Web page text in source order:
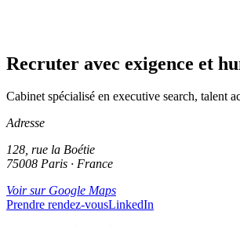
Recruter avec exigence et
Cabinet spécialisé en executive search, talent
Adresse
128, rue la Boétie
75008 Paris · France
Voir sur Google Maps
Prendre rendez-vousLinkedIn